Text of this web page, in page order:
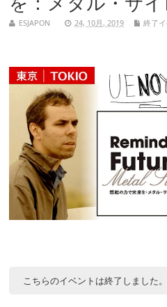
ESJAPON 24, 10月, 2019 終了
こちらのイベントは終了しました。